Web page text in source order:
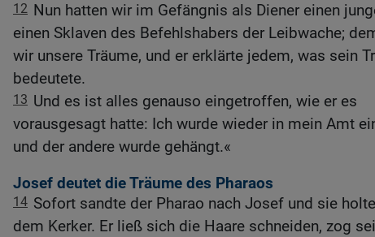
12 Nun hatten wir im Gefängnis als Diener einen
einen Sklaven des Befehlshabers der Leibwache;
wir unsere Träume, und er erklärte jedem, was sein
bedeutete.
13 Und es ist alles genauso eingetroffen, wie er es
vorausgesagt hatte: Ich wurde wieder in mein Amt
und der andere wurde gehängt.«
Josef deutet die Träume des Pharaos
14 Sofort sandte der Pharao nach Josef und sie
dem Kerker. Er ließ sich die Haare schneiden, zog